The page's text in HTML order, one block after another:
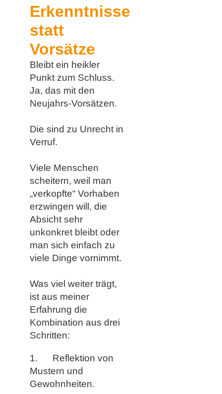
Erkenntnisse
statt
Vorsätze
Bleibt ein heikler
Punkt zum Schluss.
Ja, das mit den
Neujahrs-Vorsätzen.
Die sind zu Unrecht in
Verruf.
Viele Menschen
scheitern, weil man
„verkopfte“ Vorhaben
erzwingen will, die
Absicht sehr
unkonkret bleibt oder
man sich einfach zu
viele Dinge vornimmt.
Was viel weiter trägt,
ist aus meiner
Erfahrung die
Kombination aus drei
Schritten:
1. Reflektion von
Mustern und
Gewohnheiten.